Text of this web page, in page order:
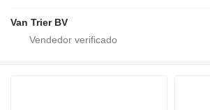
Van Trier BV